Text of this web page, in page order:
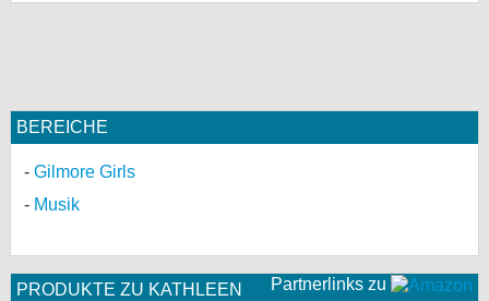
BEREICHE
Gilmore Girls
Musik
Partnerlinks zu
PRODUKTE ZU KATHLEEN